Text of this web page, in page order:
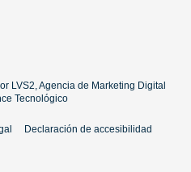
LVS2, Agencia de Marketing Digital
Tecnológico
Declaración de accesibilidad